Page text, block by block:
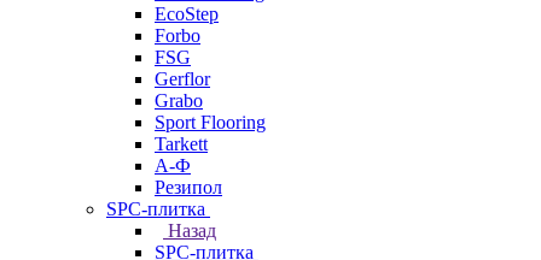
EcoStep
Forbo
FSG
Gerflor
Grabo
Sport Flooring
Tarkett
А-Ф
Резипол
SPC-плитка
Назад
SPC-плитка